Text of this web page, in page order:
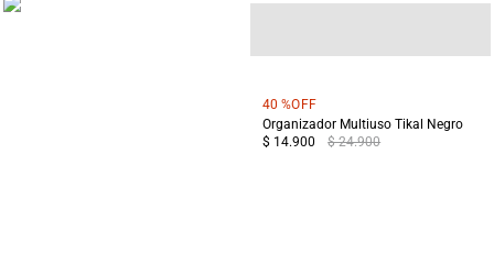
40 %OFF
Organizador Multiuso Tikal Negro
$ 14.900
$ 24.900